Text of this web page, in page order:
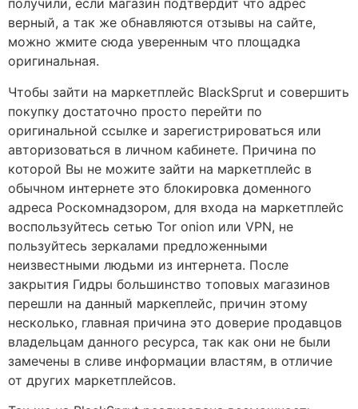
получили, если магазин подтвердит что адрес
верный, а так же обнавляются отзывы на сайте,
можно жмите сюда уверенным что площадка
оригинальная.
Чтобы зайти на маркетплейс BlackSprut и совершить
покупку достаточно просто перейти по
оригинальной ссылке и зарегистрироваться или
авторизоваться в личном кабинете. Причина по
которой Вы не можите зайти на маркетплейс в
обычном интернете это блокировка доменного
адреса Роскомнадзором, для входа на маркетплейс
воспользуйтесь сетью Tor onion или VPN, не
пользуйтесь зеркалами предложенными
неизвестными людьми из интернета. После
закрытия Гидры большинство топовых магазинов
перешли на данный маркеплейс, причин этому
несколько, главная причина это доверие продавцов
владельцам данного ресурса, так как они не были
замечены в сливе информации властям, в отличие
от других маркетплейсов.